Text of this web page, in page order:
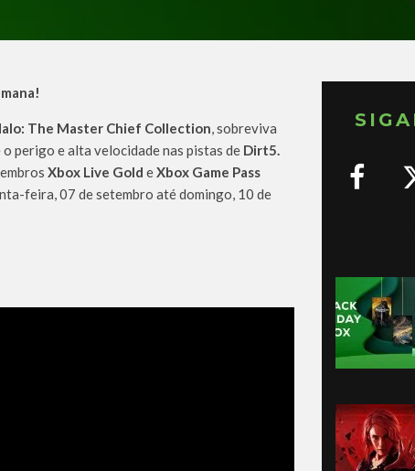
The Master Chief Collection, sobreviva
o perigo e alta velocidade nas pistas de Dirt5.
Xbox Live Gold eXbox Game Pass
feira, 07 de setembro até domingo, 10 de